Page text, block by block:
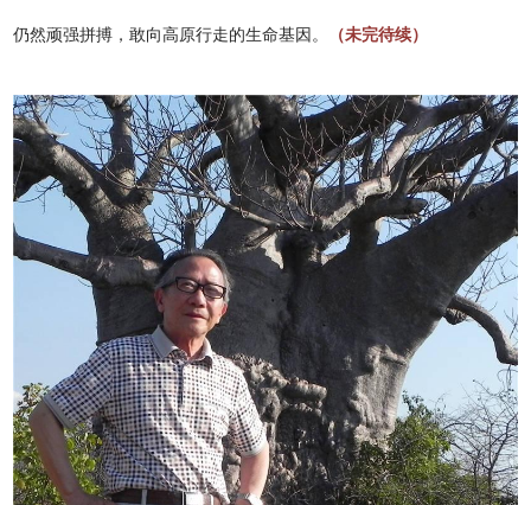
仍然顽强拼搏，敢向高原行走的生命基因。 （未完待续）